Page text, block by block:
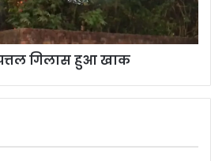
गिलास हुआ खाक